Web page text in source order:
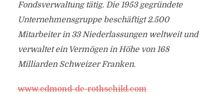
Fondsverwaltung tätig. Die 1953 gegründete
Unternehmensgruppe beschäftigt 2.500
Mitarbeiter in 33 Niederlassungen weltweit und
verwaltet ein Vermögen in Höhe von 168
Milliarden Schweizer Franken.
www.edmond-de-rothschild.com